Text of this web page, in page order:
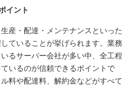
イント
産・配達・メンテナンスといった
ていることが挙げられます。業務
るサーバー会社が多い中、全工程
いるのが信頼できるポイントで
料や配達料、解約金などがすべて